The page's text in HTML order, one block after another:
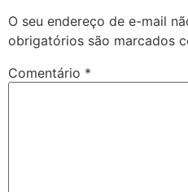
O seu endereço de e-mail
obrigatórios são marcados
Comentário *